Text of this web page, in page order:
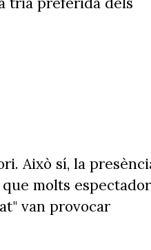
Això sí, la
molts
van provocar